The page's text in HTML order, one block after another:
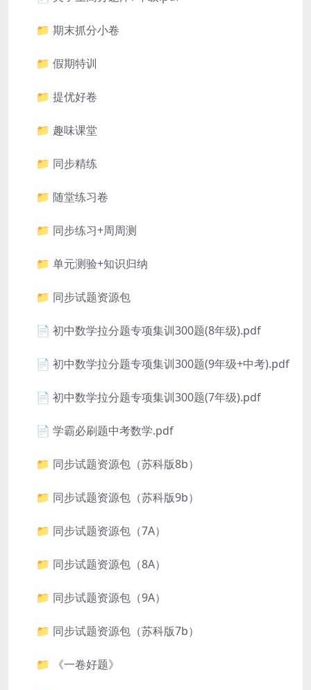
📁 期末抓分小卷
📁 假期特训
📁 提优好卷
📁 趣味课堂
📁 同步精练
📁 随堂练习卷
📁 同步练习+周周测
📁 单元测验+知识归纳
📁 同步试题资源包
📄 初中数学拉分题专项集训300题(8年级).pdf
📄 初中数学拉分题专项集训300题(9年级+中考).pdf
📄 初中数学拉分题专项集训300题(7年级).pdf
📄 学霸必刷题中考数学.pdf
📁 同步试题资源包（苏科版8b）
📁 同步试题资源包（苏科版9b）
📁 同步试题资源包（7A）
📁 同步试题资源包（8A）
📁 同步试题资源包（9A）
📁 同步试题资源包（苏科版7b）
📁 《一卷好题》